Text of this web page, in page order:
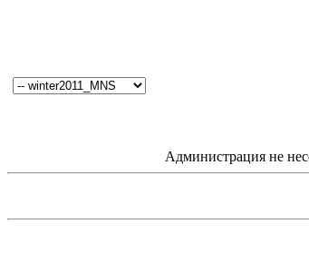
Администрация не